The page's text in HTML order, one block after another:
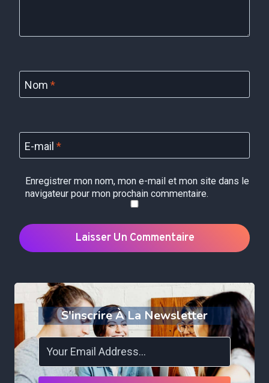
Nom *
E-mail *
Enregistrer mon nom, mon e-mail et mon site dans le
navigateur pour mon prochain commentaire.
S'inscrire À La Newsletter